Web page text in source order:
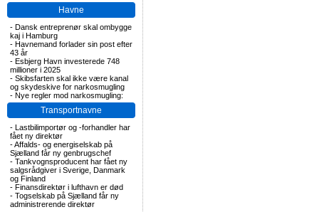
Havne
- Dansk entreprenør skal ombygge
kaj i Hamburg
- Havnemand forlader sin post efter
43 år
- Esbjerg Havn investerede 748
millioner i 2025
- Skibsfarten skal ikke være kanal
og skydeskive for narkosmugling
- Nye regler mod narkosmugling:
Transportnavne
- Lastbilimportør og -forhandler har
fået ny direktør
-Affalds- og energiselskab på
Sjælland får ny genbrugschef
- Tankvognsproducent har fået ny
salgsrådgiver i Sverige, Danmark
og Finland
- Finansdirektør i lufthavn er død
- Togselskab på Sjælland får ny
administrerende direktør